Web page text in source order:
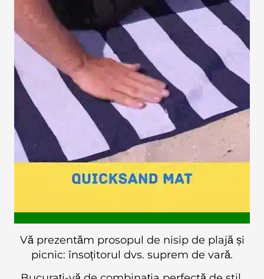
Vă prezentăm prosopul de nisip de plajă și
picnic: însoțitorul dvs. suprem de vară.